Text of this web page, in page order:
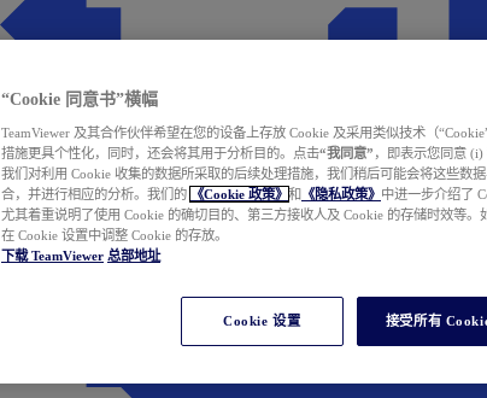
“Cookie 同意书”横幅
TeamViewer 及其合作伙伴希望在您的设备上存放 Cookie 及采用类似技术（
措施更具个性化，同时，还会将其用于分析目的。点击“我同意” ，即表示您同意
我们对利用 Cookie 收集的数据所采取的后续处理措施，我们稍后可能会将这些数
合，并进行相应的分析。我们的
《Cookie 政策》 和 《隐私政策》 中进一步介绍了
尤其着重说明了使用 Cookie 的确切目的、第三方接收人及 Cookie 的存储时效等
在 Cookie 设置中调整 Cookie 的存放。
下载 TeamViewer 总部地址
Cookie 设置 接受所有